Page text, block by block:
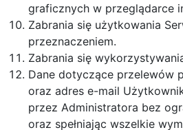
graficznych w przeglądarce
Zabrania się użytkowania
przeznaczeniem.
Zabrania się
Dane dotyczące przelewów
oraz adres e-mail
przez Administratora bez
oraz spełniając wszelkie